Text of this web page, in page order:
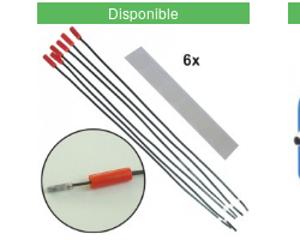
Disponible